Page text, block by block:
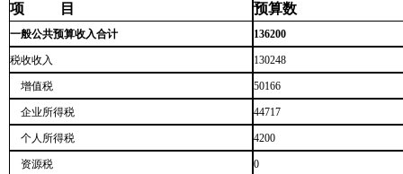
项 目 预算数
一般公共预算收入合计 136200
税收收入 130248
增值税 50166
企业所得税 44717
个人所得税 4200
资源税 0